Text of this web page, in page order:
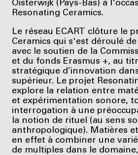
Oisterwijk (Pays-Bas) à
Resonating Ceramics.
Le réseau ECART clôture le
Ceramics qui s'est déroulé de
avec le soutien de la
et du fonds Erasmus +, au
stratégique d’innovation
supérieur. Le projet
explore la relation entre
et expérimentation sonore,
interrogation à une
la notion de rituel (au sens
anthropologique). Matières
en effet à combiner une
de multiples dans le